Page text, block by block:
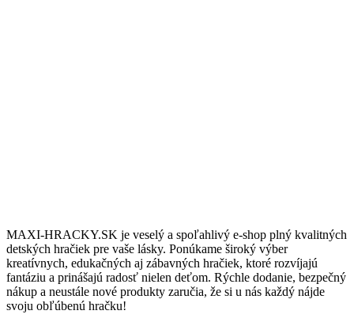
MAXI-HRACKY.SK je veselý a spoľahlivý e-shop plný kvalitných
detských hračiek pre vaše lásky. Ponúkame široký výber
kreatívnych, edukačných aj zábavných hračiek, ktoré rozvíjajú
fantáziu a prinášajú radosť nielen deťom. Rýchle dodanie, bezpečný
nákup a neustále nové produkty zaručia, že si u nás každý nájde
svoju obľúbenú hračku!